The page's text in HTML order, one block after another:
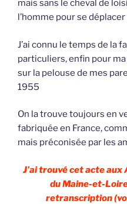
mais sans le cheval de
l’homme pour se
J’ai connu le temps de la
particuliers, enfin pour
sur la pelouse de mes
1955
On la trouve toujours en
fabriquée en France,
mais préconisée par les
J’ai trouvé cet acte
du Maine-et-
retranscription